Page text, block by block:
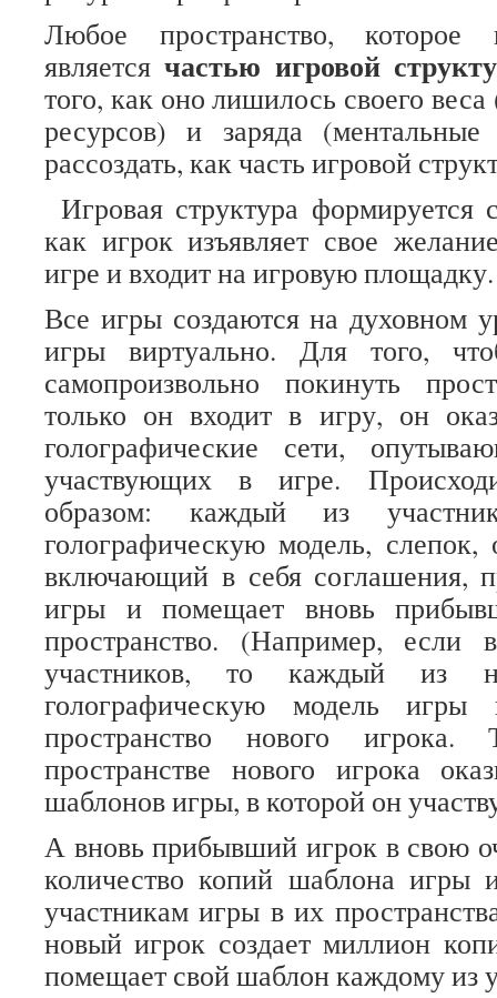
Любое пространство, которое
являетсячастью игровой
того, как оно лишилось своего
ресурсов) и заряда
рассоздать, как часть игровой
Игровая структура формируется
как игрок изъявляет свое
игре и входит на игровую площадку.
Все игры создаются на духовном
игры виртуально. Для того,
самопроизвольно покинуть
только он входит в игру, он
голографические сети,
участвующих в игре.
образом: каждый из
голографическую модель,
включающий в себя соглашения,
игры и помещает вновь
пространство. (Например,
участников, то каждый из
голографическую модель
пространство нового
пространстве нового игрока
шаблонов игры, в которой он
А вновь прибывший игрок в свою
количество копий шаблона игры
участникам игры в их
новый игрок создает миллион
помещает свой шаблон каждому из